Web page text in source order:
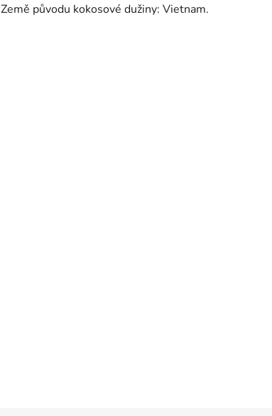
Země původu kokosové dužiny: Vietnam.